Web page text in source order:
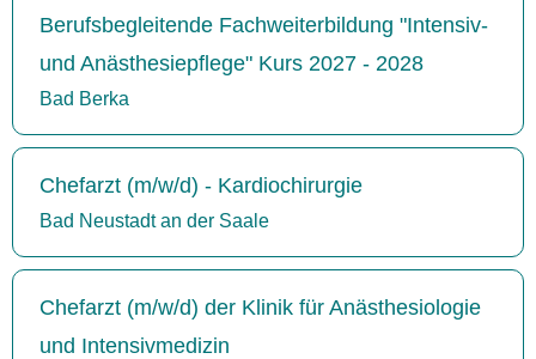
Berufsbegleitende Fachweiterbildung "Intensiv-
und Anästhesiepflege" Kurs 2027 - 2028
Bad Berka
Chefarzt (m/w/d) - Kardiochirurgie
Bad Neustadt an der Saale
Chefarzt (m/w/d) der Klinik für Anästhesiologie
und Intensivmedizin